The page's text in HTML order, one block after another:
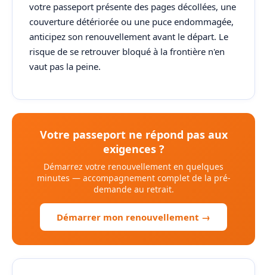
votre passeport présente des pages décollées, une
couverture détériorée ou une puce endommagée,
anticipez son renouvellement avant le départ. Le
risque de se retrouver bloqué à la frontière n'en
vaut pas la peine.
Votre passeport ne répond pas aux
exigences ?
Démarrez votre renouvellement en quelques
minutes — accompagnement complet de la pré-
demande au retrait.
Démarrer mon renouvellement →